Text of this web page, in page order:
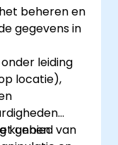
beheren en
gegevens in
leiding
locatie),
gebied van
kunnen